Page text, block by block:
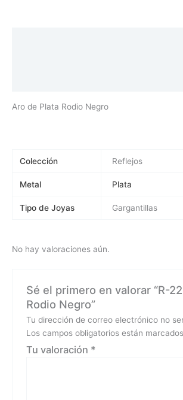
Aro de Plata Rodio Negro
Colección Reflejos
Metal Plata
Tipo de Joyas Gargantillas
No hay valoraciones aún.
Sé el primero en valorar “R-
Rodio Negro”
Tu dirección de correo electrónico no
Los campos obligatorios están
Tu valoración *